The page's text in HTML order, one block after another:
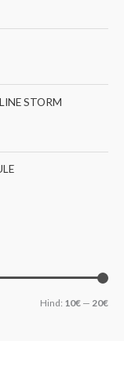
STORM
Hind: 10€ — 20€